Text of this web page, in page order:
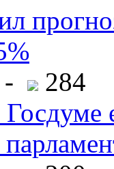
284